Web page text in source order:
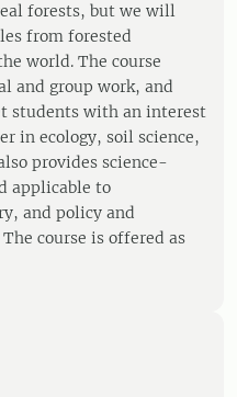
forests, but we will
from forested
world. The course
and group work, and
students with an interest
in ecology, soil science,
provides science-
applicable to
and policy and
course is offered as